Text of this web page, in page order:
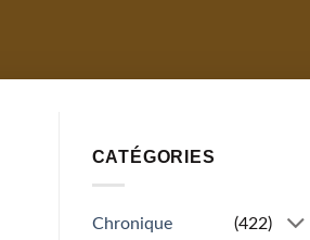
CATÉGORIES
Chronique (422)